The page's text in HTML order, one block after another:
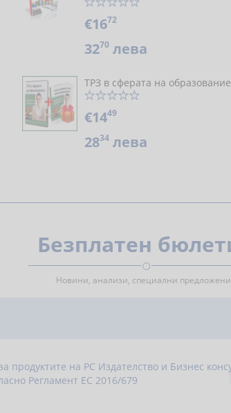
€1672
3270лева
ТРЗ в сферата на
€1449
2834лева
Безплатен
Новини, анализи, специални
продуктите на РС Издателство и Бизнес
Регламент ЕС 2016/679